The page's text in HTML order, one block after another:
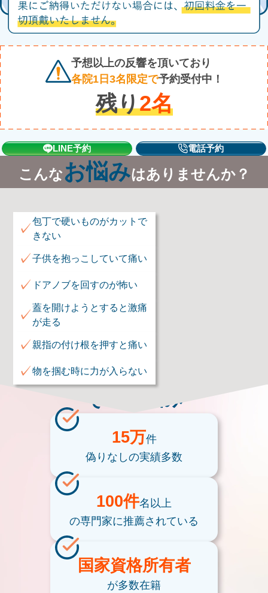
予想以上の反響を頂いており
各院1日3名限定で予約受付中！
残り2名
LINE予約 電話予約
こんなお悩みはありませんか？
✓包丁で硬いものがカットで
きない
✓子供を抱っこしていて痛い
✓ ドアノブを回すのが怖い
✓蓋を開けようとすると激痛
が走る
✓親指の付け根を押すと痛い
✓物を掴む時に力が入らない
そのお悩み
15万件
偽りなしの実績多数
100件名以上
の専門家に推薦されている
国家資格所有者
が多数在籍